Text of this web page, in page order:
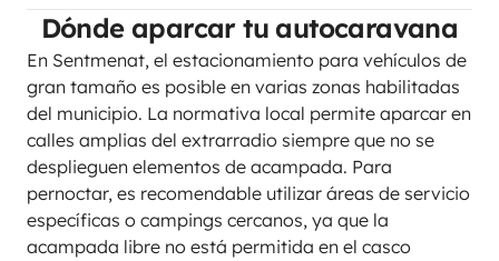
Dónde aparcar tu autocaravana
En Sentmenat, el estacionamiento para vehículos de
gran tamaño es posible en varias zonas habilitadas
del municipio. La normativa local permite aparcar en
calles amplias del extrarradio siempre que no se
desplieguen elementos de acampada. Para
pernoctar, es recomendable utilizar áreas de servicio
específicas o campings cercanos, ya que la
acampada libre no está permitida en el casco